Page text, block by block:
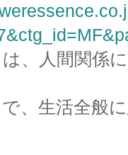
、人間関係
、生活全般